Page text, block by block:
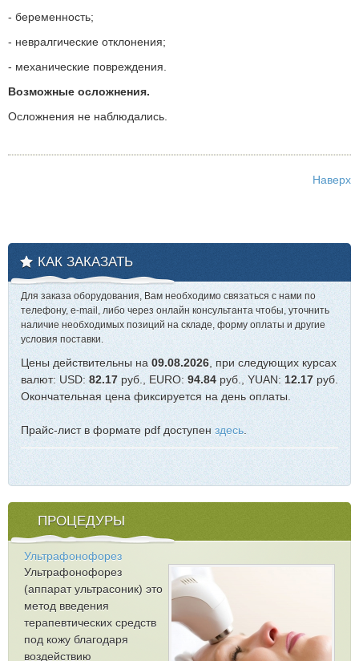
- беременность;
- невралгические отклонения;
- механические повреждения.
Возможные осложнения.
Осложнения не наблюдались.
Наверх
КАК ЗАКАЗАТЬ
Для заказа оборудования, Вам необходимо связаться с нами по
телефону, e-mail, либо через онлайн консультанта чтобы, уточнить
наличие необходимых позиций на складе, форму оплаты и другие
условия поставки.
Цены действительны на09.08.2026, при следующих курсах
валют: USD: 82.17 руб., EURO:94.84 руб., YUAN:12.17руб.
Окончательная цена фиксируется на день оплаты.
Прайс-лист в формате pdf доступен здесь.
ПРОЦЕДУРЫ
Ультрафонофорез
Ультрафонофорез
(аппарат ультрасоник) это
метод введения
терапевтических средств
под кожу благодаря
воздействию